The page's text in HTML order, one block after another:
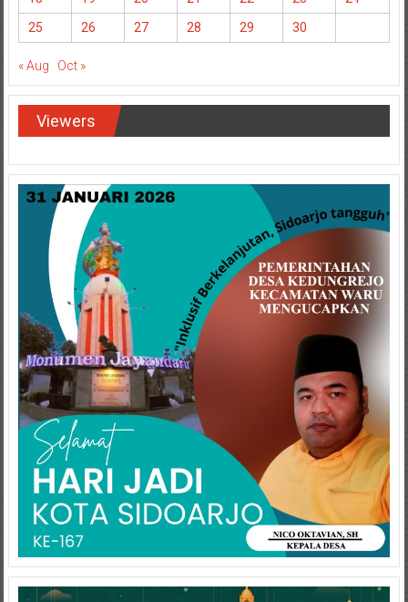
18 19 20 21 22 23
24
25
26 27 28 29 30
« Aug Oct »
Viewers